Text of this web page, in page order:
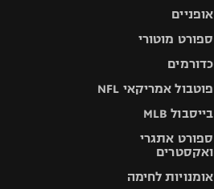
אופניים
ספורט מוטורי
כדורמים
פוטבול אמריקאי NFL
בייסבול MLB
ספורט אתגרי
ואקסטרים
אומנויות לחימה